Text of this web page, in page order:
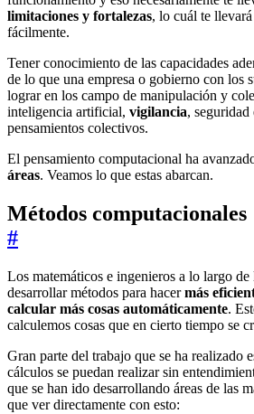
limitaciones y fortalezas, lo cuál te
fácilmente.
Tener conocimiento de las capacidades
de lo que una empresa o gobierno con los
lograr en los campo de manipulación y
inteligencia artificial, vigilancia,
pensamientos colectivos.
El pensamiento computacional ha
áreas. Veamos lo que estas abarcan.
Métodos computacionales
#
Los matemáticos e ingenieros a lo largo
desarrollar métodos para hacermás
calcular más cosas automáticamente.
calculemos cosas que en cierto tiempo se
Gran parte del trabajo que se ha realizado
cálculos se puedan realizar sin
que se han ido desarrollando áreas de las
que ver directamente con esto: